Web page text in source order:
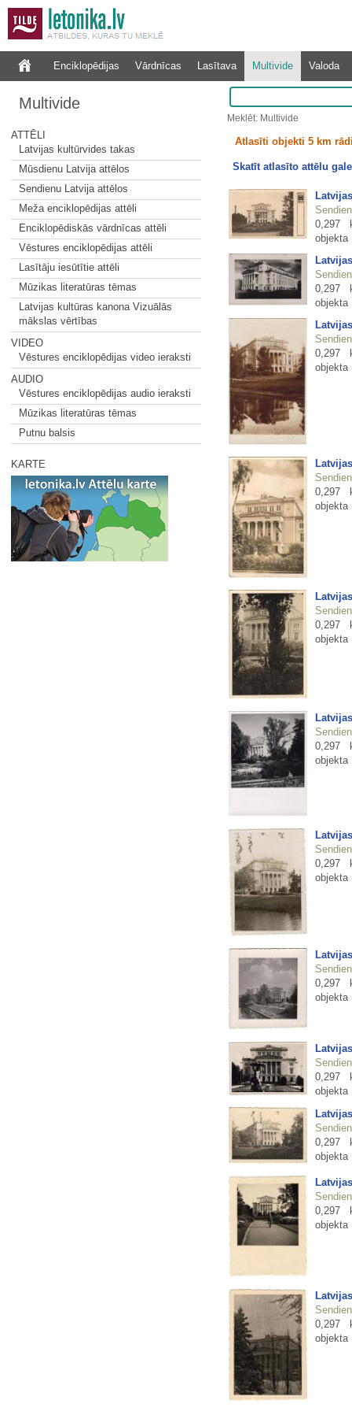
Enciklopēdijas Vārdnīcas Lasītava Multivide Valoda
Multivide
ATTĒLI
Latvijas kultūrvides takas
Mūsdienu Latvija attēlos
Sendienu Latvija attēlos
Meža enciklopēdijas attēli
Enciklopēdiskās vārdnīcas attēli
Vēstures enciklopēdijas attēli
Lasītāju iesūtītie attēli
Mūzikas literatūras tēmas
Latvijas kultūras kanona Vizuālās
mākslas vērtības
VIDEO
Vēstures enciklopēdijas video ieraksti
AUDIO
Vēstures enciklopēdijas audio ieraksti
Mūzikas literatūras tēmas
Putnu balsis
KARTE
Meklēt: Multivide
Atlasīti objekti 5 km
Skatīt atlasīto attēlu
0,297
objekta
0,297
objekta
0,297
objekta
0,297
objekta
0,297
objekta
0,297
objekta
0,297
objekta
0,297
objekta
0,297
objekta
0,297
objekta
0,297
objekta
0,297
objekta